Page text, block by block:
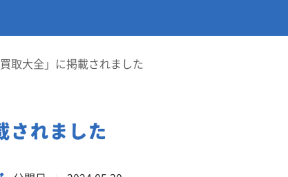
事業系一般廃棄物の定期回収
取大全」に掲載されました
されました